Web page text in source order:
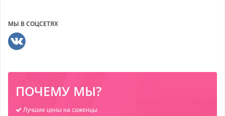
МЫ В СОЦСЕТЯХ
ПОЧЕМУ МЫ?
Лучшие цены на саженцы